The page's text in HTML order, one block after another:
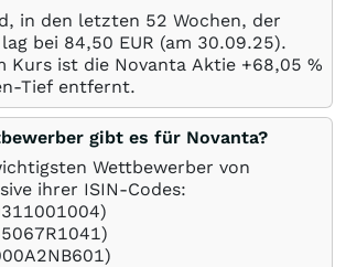
in den letzten 52 Wochen, der
bei 84,50 EUR (am 30.09.25).
Kurs ist die Novanta Aktie +68,05 %
Tief entfernt.
gibt es für Novanta?
Wettbewerber von
ihrer ISIN-Codes: